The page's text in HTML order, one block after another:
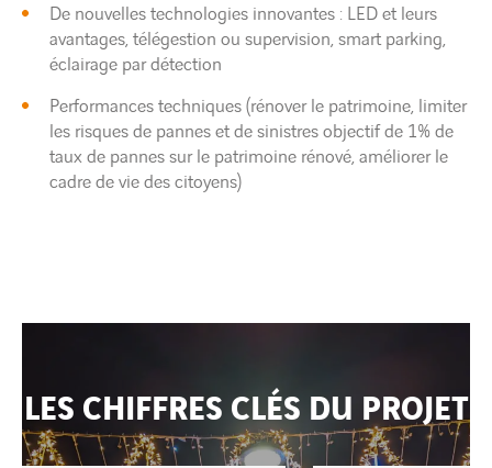
De nouvelles technologies innovantes : LED et leurs
avantages, télégestion ou supervision, smart parking,
éclairage par détection
Performances techniques (rénover le patrimoine, limiter
les risques de pannes et de sinistres objectif de 1% de
taux de pannes sur le patrimoine rénové, améliorer le
cadre de vie des citoyens)
LES CHIFFRES CLÉS DU PROJET